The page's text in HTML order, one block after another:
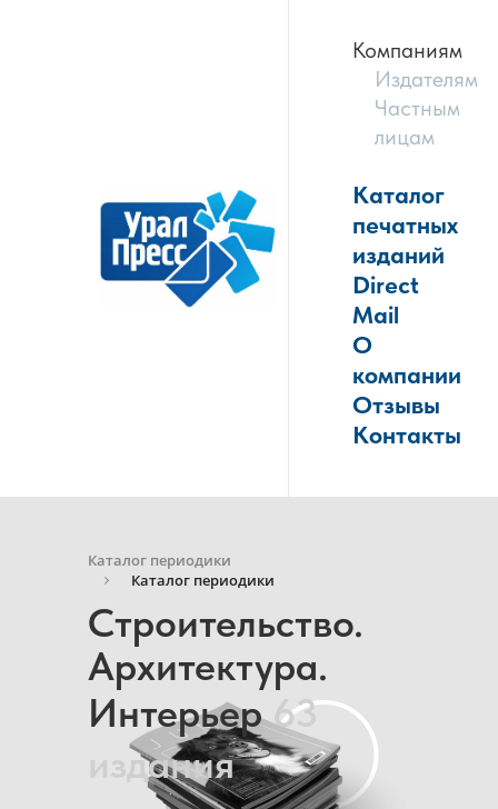
Компаниям
Издателям
Частным
лицам
Каталог
печатных
изданий
Direct
Mail
О
компании
Отзывы
Контакты
Каталог периодики
Каталог периодики
Строительство.
Архитектура.
Интерьер63
издания